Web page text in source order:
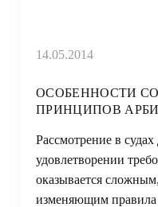
14.05.2014
ОСОБЕННОСТИ
ПРИНЦИПОВ
Рассмотрение в судах
удовлетворении
оказывается
изменяющим